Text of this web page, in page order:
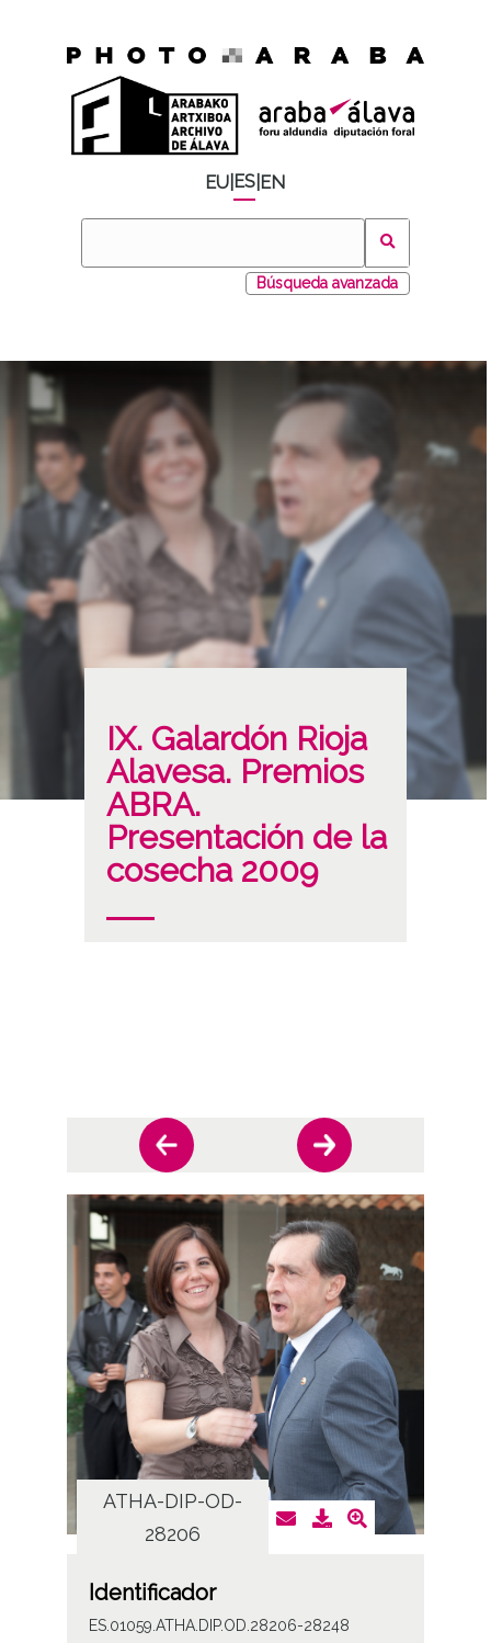
EU ES EN
Búsqueda avanzada
IX. Galardón Rioja
Alavesa. Premios
ABRA.
Presentación de la
cosecha 2009
ATHA-DIP-OD-
28206
Identificador
ES.01059.ATHA.DIP.OD.28206-28248